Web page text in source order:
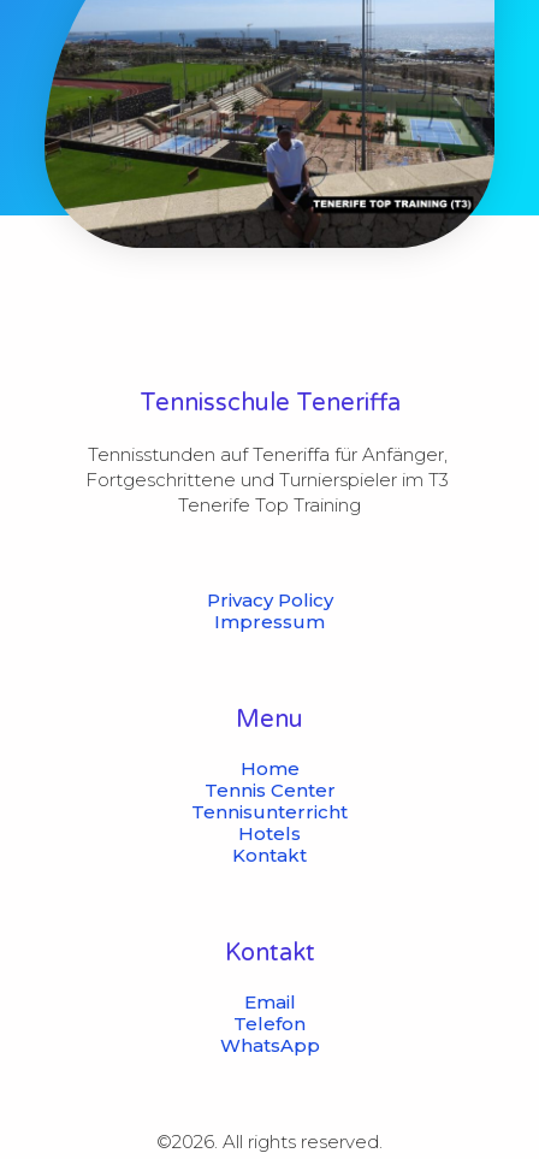
Tennisschule Teneriffa
Tennisstunden auf Teneriffa für Anfänger,
Fortgeschrittene und Turnierspieler im T3
Tenerife Top Training
Privacy Policy
Impressum
Menu
Home
Tennis Center
Tennisunterricht
Hotels
Kontakt
Kontakt
Email
Telefon
WhatsApp
©2026. All rights reserved.